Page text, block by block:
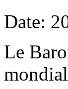
Date:
Le